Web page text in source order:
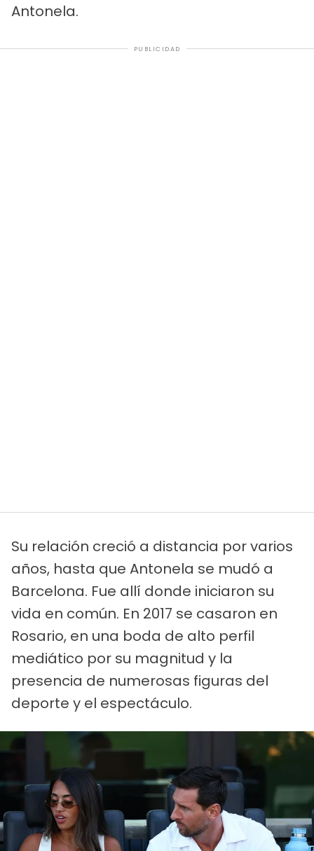
Antonela.
PUBLICIDAD
Su relación creció a distancia por varios
años, hasta que Antonela se mudó a
Barcelona. Fue allí donde iniciaron su
vida en común. En 2017 se casaron en
Rosario, en una boda de alto perfil
mediático por su magnitud y la
presencia de numerosas figuras del
deporte y el espectáculo.